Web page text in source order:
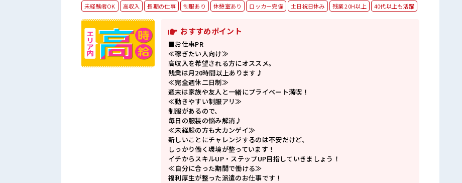
未経験者OK 高収入 長期の仕事 制服あり 休憩室あり ロッカー完備 土日祝日休み 残業 20H以上 40代以上も活躍
おすすめポイント
■お仕事PR
≪稼ぎたい人向け≫
高収入を希望される方にオススメ。
残業は月20時間以上あります♪
≪完全週休二日制≫
週末は家族や友人と一緒にプライベート満喫！
≪動きやすい制服アリ≫
制服があるので、
毎日の服装の悩み解消♪
≪未経験の方も大カンゲイ≫
新しいことにチャレンジするのは不安だけど、
しっかり働く環境が整っています！
イチからスキルUP・ステップUP目指していきましょう！
≪自分に合った期間で働ける≫
福利厚生が整った派遣のお仕事です！